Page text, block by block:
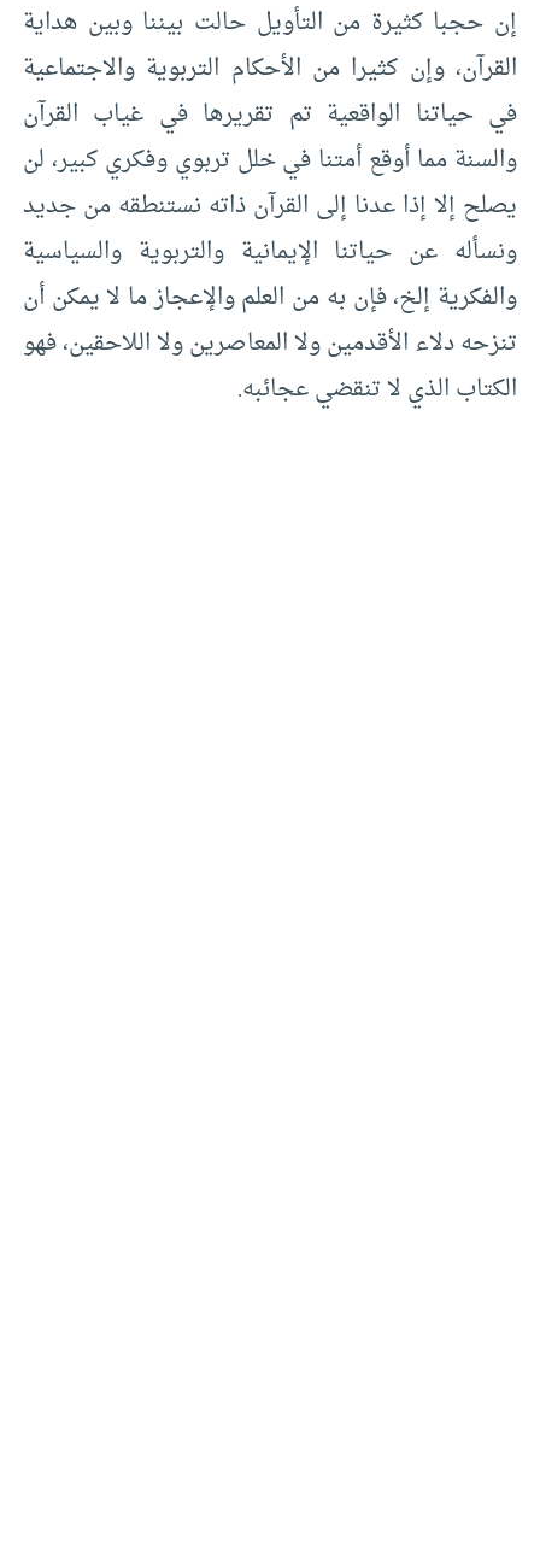
إن حجبا كثيرة من التأويل حالت بيننا وبين هداية
القرآن، وإن كثيرا من الأحكام التربوية والاجتماعية
في حياتنا الواقعية تم تقريرها في غياب القرآن
والسنة مما أوقع أمتنا في خلل تربوي وفكري كبير، لن
يصلح إلا إذا عدنا إلى القرآن ذاته نستنطقه من جديد
ونسأله عن حياتنا الإيمانية والتربوية والسياسية
والفكرية إلخ، فإن به من العلم والإعجاز ما لا يمكن أن
تنزحه دلاء الأقدمين ولا المعاصرين ولا اللاحقين، فهو
الكتاب الذي لا تنقضي عجائبه.